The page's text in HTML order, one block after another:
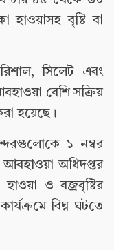
হাওয়াসহ বৃষ্টি বা
সিলেট এবং
বেশি সক্রিয়
হয়েছে।
১ নম্বর
অধিদপ্তর
ও বজ্রবৃষ্টির
বিঘ্ন ঘটতে